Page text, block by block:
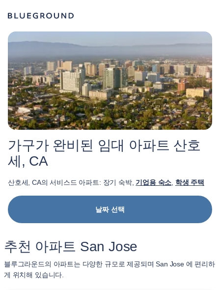
가구가 완비된 임대 아파트 산호
세, CA
산호세, CA의 서비스드 아파트: 장기 숙박, 기업용 숙소 학생 주택
날짜 선택
추천 아파트 San Jose
블루그라운드의 아파트는 다양한 규모로 제공되며 San Jose 에 편리하
게 위치해 있습니다.